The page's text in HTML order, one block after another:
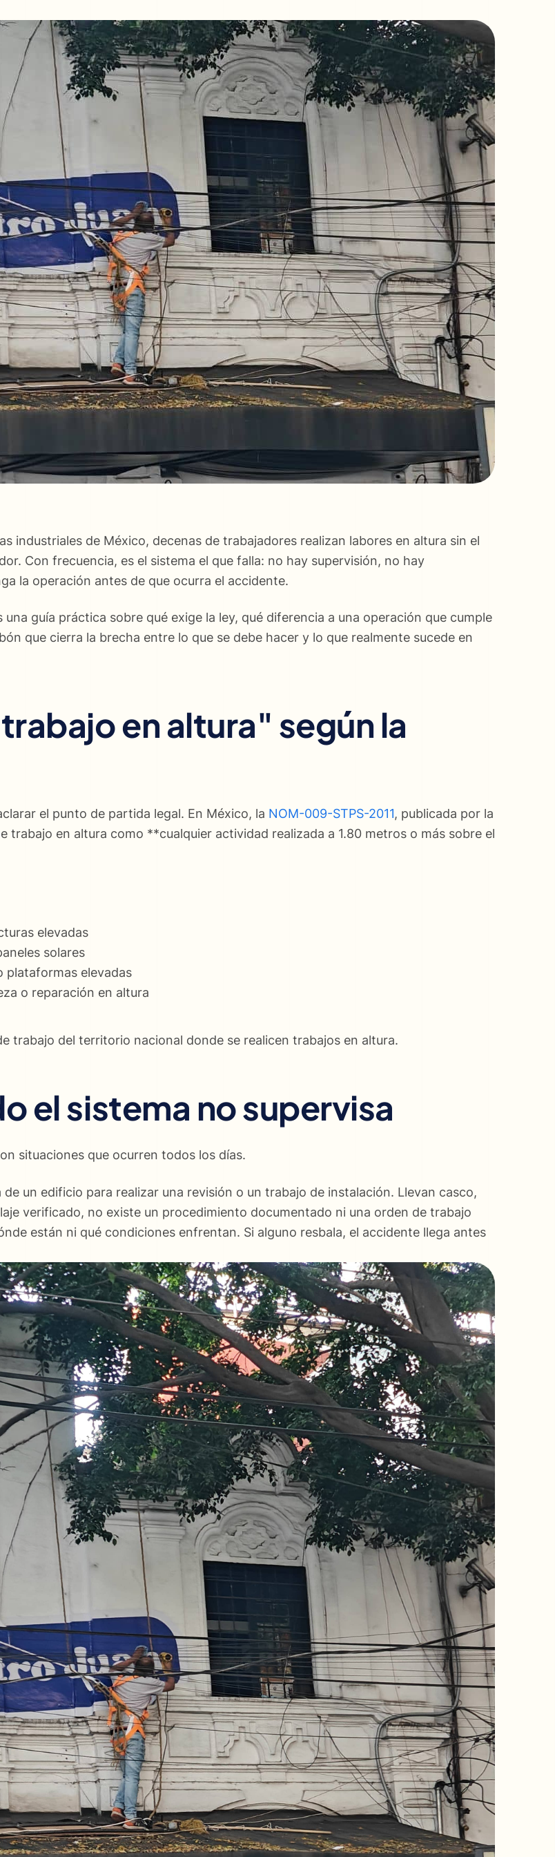
industriales de México, decenas de trabajadores realizan labores en altura sin el
Con frecuencia, es el sistema el que falla: no hay supervisión, no hay
la operación antes de que ocurra el accidente.
guía práctica sobre qué exige la ley, qué diferencia a una operación que cumple
que cierra la brecha entre lo que se debe hacer y lo que realmente sucede en
en altura" según la
el punto de partida legal. En México, la NOM-009-STPS-2011, publicada por la
trabajo en altura como **cualquier actividad realizada a 1.80 metros o más sobre el
elevadas
solares
plataformas elevadas
o reparación en altura
trabajo del territorio nacional donde se realicen trabajos en altura.
el sistema no supervisa
situaciones que ocurren todos los días.
un edificio para realizar una revisión o un trabajo de instalación. Llevan casco,
verificado, no existe un procedimiento documentado ni una orden de trabajo
están ni qué condiciones enfrentan. Si alguno resbala, el accidente llega antes